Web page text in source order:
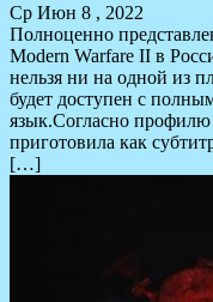
Ср Июн 8 , 2022
Полноценно
Modern Warfare II в
нельзя ни на одной из
будет доступен с
язык.Согласно профилю
приготовила как
[…]